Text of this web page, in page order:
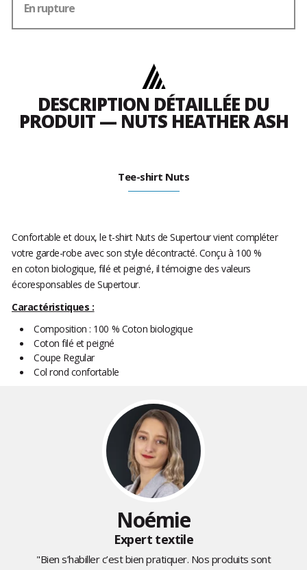
En rupture
DESCRIPTION DÉTAILLÉE DU
PRODUIT — NUTS HEATHER ASH
Tee-shirt Nuts
Confortable et doux, le t-shirt Nuts de Supertour vient compléter
votre garde-robe avec son style décontracté. Conçu à 100 %
en coton biologique, filé et peigné, il témoigne des valeurs
écoresponsables de Supertour.
Caractéristiques :
Composition : 100 % Coton biologique
Coton filé et peigné
Coupe Regular
Col rond confortable
Noémie
Expert textile
"Bien s’habiller c’est bien pratiquer. Nos produits sont